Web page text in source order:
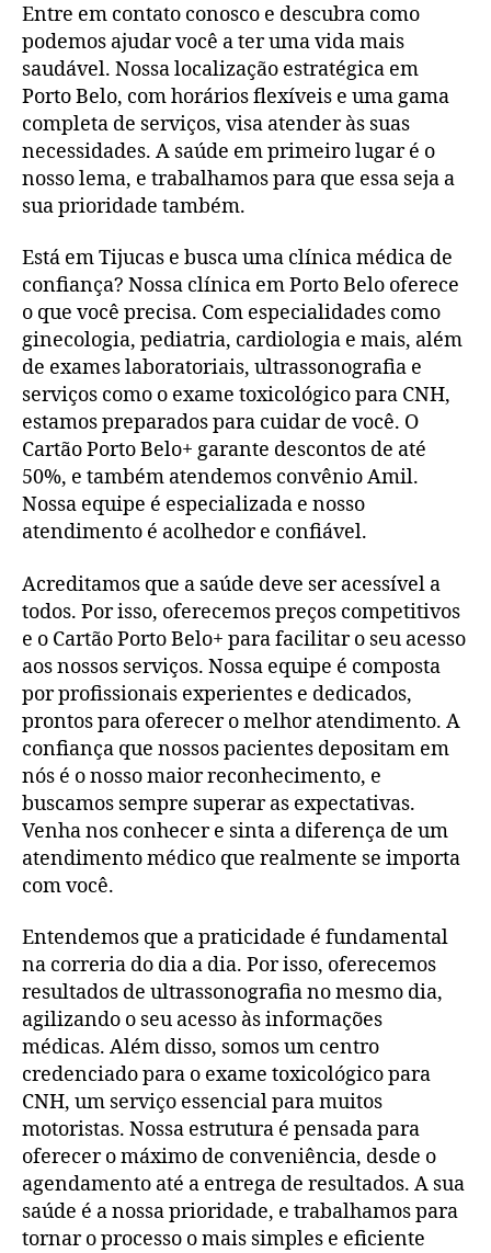
Entre em contato conosco e descubra como
podemos ajudar você a ter uma vida mais
saudável. Nossa localização estratégica em
Porto Belo, com horários flexíveis e uma gama
completa de serviços, visa atender às suas
necessidades. A saúde em primeiro lugar é o
nosso lema, e trabalhamos para que essa seja a
sua prioridade também.
Está em Tijucas e busca uma clínica médica de
confiança? Nossa clínica em Porto Belo oferece
o que você precisa. Com especialidades como
ginecologia, pediatria, cardiologia e mais, além
de exames laboratoriais, ultrassonografia e
serviços como o exame toxicológico para CNH,
estamos preparados para cuidar de você. O
Cartão Porto Belo+ garante descontos de até
50%, e também atendemos convênio Amil.
Nossa equipe é especializada e nosso
atendimento é acolhedor e confiável.
Acreditamos que a saúde deve ser acessível a
todos. Por isso, oferecemos preços competitivos
e o Cartão Porto Belo+ para facilitar o seu acesso
aos nossos serviços. Nossa equipe é composta
por profissionais experientes e dedicados,
prontos para oferecer o melhor atendimento. A
confiança que nossos pacientes depositam em
nós é o nosso maior reconhecimento, e
buscamos sempre superar as expectativas.
Venha nos conhecer e sinta a diferença de um
atendimento médico que realmente se importa
com você.
Entendemos que a praticidade é fundamental
na correria do dia a dia. Por isso, oferecemos
resultados de ultrassonografia no mesmo dia,
agilizando o seu acesso às informações
médicas. Além disso, somos um centro
credenciado para o exame toxicológico para
CNH, um serviço essencial para muitos
motoristas. Nossa estrutura é pensada para
oferecer o máximo de conveniência, desde o
agendamento até a entrega de resultados. A sua
saúde é a nossa prioridade, e trabalhamos para
tornar o processo o mais simples e eficiente